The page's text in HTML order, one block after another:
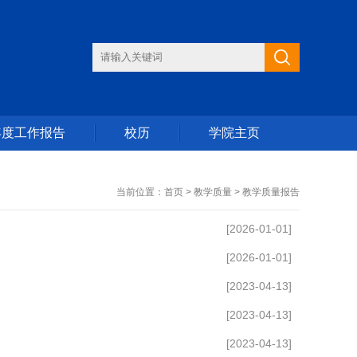
工作报告 校历 学院主页
当前位置：首页 > 教学质量 > 教学质量报告
[2026-01-01]
[2026-01-01]
[2023-04-13]
[2023-04-13]
[2023-04-13]